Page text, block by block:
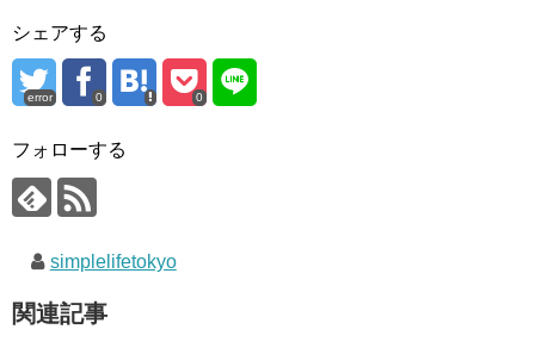
シェアする
error 0 0
フォローする
simplelifetokyo
関連記事